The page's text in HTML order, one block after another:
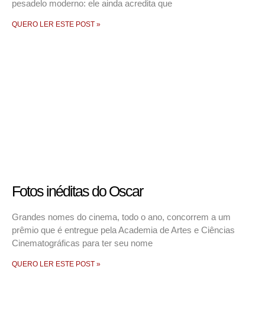
pesadelo moderno: ele ainda acredita que
QUERO LER ESTE POST »
Fotos inéditas do Oscar
Grandes nomes do cinema, todo o ano, concorrem a um
prêmio que é entregue pela Academia de Artes e Ciências
Cinematográficas para ter seu nome
QUERO LER ESTE POST »